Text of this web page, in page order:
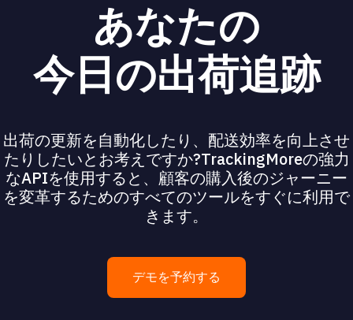
あなたの
今日の出荷追跡
出荷の更新を自動化したり、配送効率を向上させ
たりしたいとお考えですか?TrackingMoreの強力
なAPIを使用すると、顧客の購入後のジャーニー
を変革するためのすべてのツールをすぐに利用で
きます。
デモを予約する